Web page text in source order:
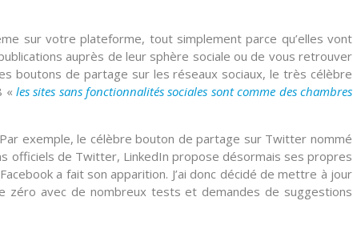
sur votre plateforme, tout simplement parce qu’elles vont
auprès de leur sphère sociale ou de vous retrouver
boutons de partage sur les réseaux sociaux, le très célèbre
« les sites sans fonctionnalités sociales sont comme des chambres
exemple, le célèbre bouton de partage sur Twitter nommé
officiels de Twitter, LinkedIn propose désormais ses propres
Facebook a fait son apparition. J’ai donc décidé de mettre à jour
zéro avec de nombreux tests et demandes de suggestions